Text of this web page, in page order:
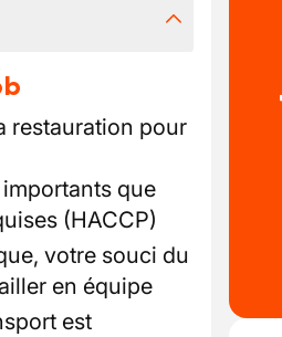
restauration pour
que
(HACCP)
votre souci du
en équipe
est